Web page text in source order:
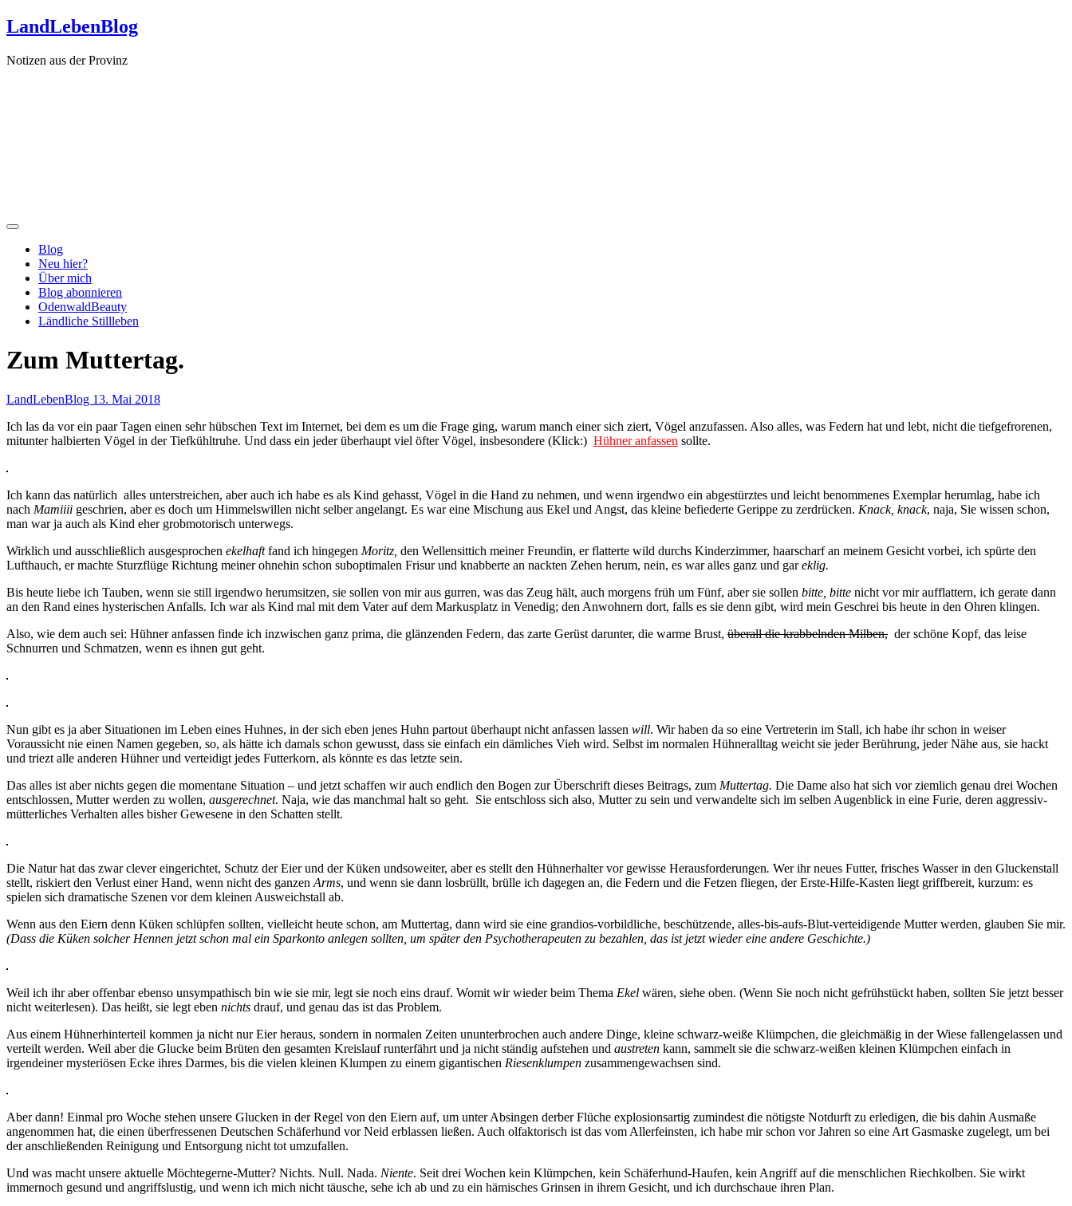
Zum
Inhalt
LandLebenBlog
Notizen aus der Provinz
Blog
Neu hier?
Über mich
Blog abonnieren
OdenwaldBeauty
Ländliche Stillleben
Zum Muttertag.
LandLebenBlog 13. Mai 2018
Ich las da vor ein paar Tagen einen sehr hübschen Text im Internet, bei dem es um die Frage ging, warum manch einer sich ziert, Vögel anzufassen. Also alles, was Federn hat und lebt, nicht die tiefgefrorenen,
mitunter halbierten Vögel in der Tiefkühltruhe. Und dass ein jeder überhaupt viel öfter Vögel, insbesondere (Klick:) Hühner anfassen sollte.
Ich kann das natürlich alles unterstreichen, aber auch ich habe es als Kind gehasst, Vögel in die Hand zu nehmen, und wenn irgendwo ein abgestürztes und leicht benommenes Exemplar herumlag, habe ich
nach Mamiiii geschrien, aber es doch um Himmelswillen nicht selber angelangt. Es war eine Mischung aus Ekel und Angst, das kleine befiederte Gerippe zu zerdrücken. Knack, knack, naja, Sie wissen schon,
man war ja auch als Kind eher grobmotorisch unterwegs.
Wirklich und ausschließlich ausgesprochen ekelhaftfand ich hingegen Moritz, den Wellensittich meiner Freundin, er flatterte wild durchs Kinderzimmer, haarscharf an meinem Gesicht vorbei, ich spürte den
Lufthauch, er machte Sturzflüge Richtung meiner ohnehin schon suboptimalen Frisur und knabberte an nackten Zehen herum, nein, es war alles ganz und gareklig.
Bis heute liebe ich Tauben, wenn sie still irgendwo herumsitzen, sie sollen von mir aus gurren, was das Zeug hält, auch morgens früh um Fünf, aber sie sollen bitte, bitte nicht vor mir aufflattern, ich gerate dann
an den Rand eines hysterischen Anfalls. Ich war als Kind mal mit dem Vater auf dem Markusplatz in Venedig; den Anwohnern dort, falls es sie denn gibt, wird mein Geschrei bis heute in den Ohren klingen.
Also, wie dem auch sei: Hühner anfassen finde ich inzwischen ganz prima, die glänzenden Federn, das zarte Gerüst darunter, die warme Brust, überall die krabbelnden Milben, der schöne Kopf, das leise
Schnurren und Schmatzen, wenn es ihnen gut geht.
Nun gibt es ja aber Situationen im Leben eines Huhnes, in der sich eben jenes Huhn partout überhaupt nicht anfassen lassen will. Wir haben da so eine Vertreterin im Stall, ich habe ihr schon in weiser
Voraussicht nie einen Namen gegeben, so, als hätte ich damals schon gewusst, dass sie einfach ein dämliches Vieh wird. Selbst im normalen Hühneralltag weicht sie jeder Berührung, jeder Nähe aus, sie hackt
und triezt alle anderen Hühner und verteidigt jedes Futterkorn, als könnte es das letzte sein.
Das alles ist aber nichts gegen die momentane Situation – und jetzt schaffen wir auch endlich den Bogen zur Überschrift dieses Beitrags, zum Muttertag. Die Dame also hat sich vor ziemlich genau drei Wochen
entschlossen, Mutter werden zu wollen, ausgerechnet. Naja, wie das manchmal halt so geht. Sie entschloss sich also, Mutter zu sein und verwandelte sich im selben Augenblick in eine Furie, deren aggressiv-
mütterliches Verhalten alles bisher Gewesene in den Schatten stellt.
Die Natur hat das zwar clever eingerichtet, Schutz der Eier und der Küken undsoweiter, aber es stellt den Hühnerhalter vor gewisse Herausforderungen. Wer ihr neues Futter, frisches Wasser in den Gluckenstall
stellt, riskiert den Verlust einer Hand, wenn nicht des ganzen Arms, und wenn sie dann losbrüllt, brülle ich dagegen an, die Federn und die Fetzen fliegen, der Erste-Hilfe-Kasten liegt griffbereit, kurzum: es
spielen sich dramatische Szenen vor dem kleinen Ausweichstall ab.
Wenn aus den Eiern denn Küken schlüpfen sollten, vielleicht heute schon, am Muttertag, dann wird sie eine grandios-vorbildliche, beschützende, alles-bis-aufs-Blut-verteidigende Mutter werden, glauben Sie mir.
(Dass die Küken solcher Hennen jetzt schon mal ein Sparkonto anlegen sollten, um später den Psychotherapeuten zu bezahlen, das ist jetzt wieder eine andere Geschichte.)
Weil ich ihr aber offenbar ebenso unsympathisch bin wie sie mir, legt sie noch eins drauf. Womit wir wieder beim Thema Ekel wären, siehe oben. (Wenn Sie noch nicht gefrühstückt haben, sollten Sie jetzt besser
nicht weiterlesen). Das heißt, sie legt eben nichts drauf, und genau das ist das Problem.
Aus einem Hühnerhinterteil kommen ja nicht nur Eier heraus, sondern in normalen Zeiten ununterbrochen auch andere Dinge, kleine schwarz-weiße Klümpchen, die gleichmäßig in der Wiese fallengelassen und
verteilt werden. Weil aber die Glucke beim Brüten den gesamten Kreislauf runterfährt und ja nicht ständig aufstehen und austreten kann, sammelt sie die schwarz-weißen kleinen Klümpchen einfach in
irgendeiner mysteriösen Ecke ihres Darmes, bis die vielen kleinen Klumpen zu einem gigantischen Riesenklumpen zusammengewachsen sind.
Aber dann! Einmal pro Woche stehen unsere Glucken in der Regel von den Eiern auf, um unter Absingen derber Flüche explosionsartig zumindest die nötigste Notdurft zu erledigen, die bis dahin Ausmaße
angenommen hat, die einen überfressenen Deutschen Schäferhund vor Neid erblassen ließen. Auch olfaktorisch ist das vom Allerfeinsten, ich habe mir schon vor Jahren so eine Art Gasmaske zugelegt, um bei
der anschließenden Reinigung und Entsorgung nicht tot umzufallen.
Und was macht unsere aktuelle Möchtegerne-Mutter? Nichts. Null. Nada. Niente. Seit drei Wochen kein Klümpchen, kein Schäferhund-Haufen, kein Angriff auf die menschlichen Riechkolben. Sie wirkt
immernoch gesund und angriffslustig, und wenn ich mich nicht täusche, sehe ich ab und zu ein hämisches Grinsen in ihrem Gesicht, und ich durchschaue ihren Plan.